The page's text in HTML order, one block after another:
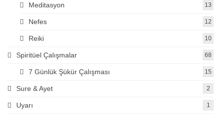
Meditasyon 13
Nefes 12
Reiki 10
Spiritüel Çalışmalar 68
7 Günlük Şükür Çalışması 15
Sure & Ayet 2
Uyarı 1